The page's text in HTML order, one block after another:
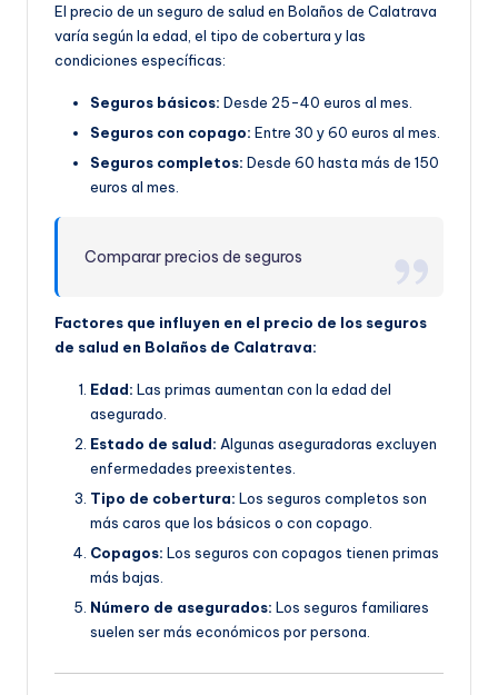
El precio de un seguro de salud en Bolaños de Calatrava
varía según la edad, el tipo de cobertura y las
condiciones específicas:
Seguros básicos: Desde 25-40 euros al mes.
Seguros con copago: Entre 30 y 60 euros al mes.
Seguros completos: Desde 60 hasta más de 150
euros al mes.
Comparar precios de seguros
Factores que influyen en el precio de los seguros
de salud en Bolaños de Calatrava:
Edad: Las primas aumentan con la edad del
asegurado.
Estado de salud: Algunas aseguradoras excluyen
enfermedades preexistentes.
Tipo de cobertura: Los seguros completos son
más caros que los básicos o con copago.
Copagos: Los seguros con copagos tienen primas
más bajas.
Número de asegurados: Los seguros familiares
suelen ser más económicos por persona.